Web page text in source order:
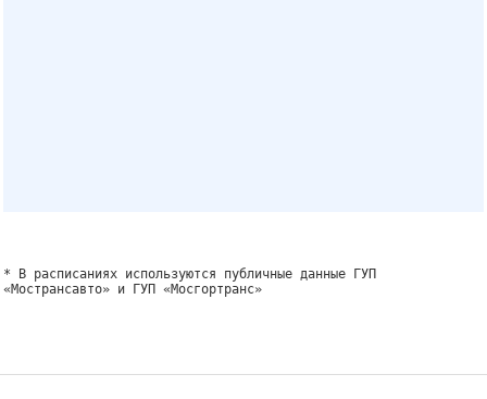
* В расписаниях используются публичные данные ГУП
«Мострансавто» и ГУП «Мосгортранс»